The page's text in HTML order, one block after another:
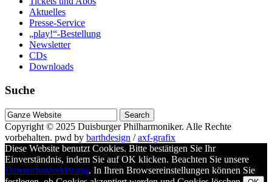
Aktuelles
Presse-Service
„play!“-Bestellung
Newsletter
CDs
Downloads
Suche
Suche
nach
Copyright © 2025 Duisburger Philharmoniker. Alle Rechte
vorbehalten. pwd by barthdesign /axf-grafix
Diese Website benutzt Cookies. Bitte bestätigen Sie Ihr
Einverständnis, indem Sie auf OK klicken. Beachten Sie unsere
Datenschutzerklärung. In Ihren Browsereinstellungen können Sie